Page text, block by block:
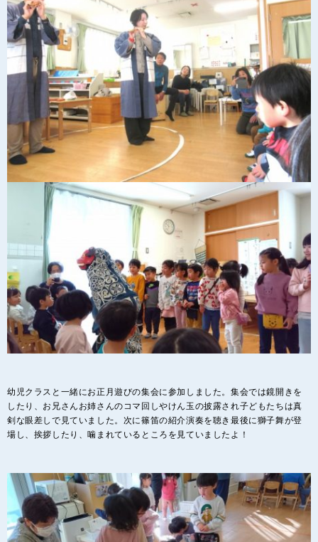
幼児クラスと一緒にお正月遊びの集会に参加しました。集会では鏡開きを
したり、お兄さんお姉さんのコマ回しやけん玉の披露され子どもたちは真
剣な眼差しで見ていました。次に篠笛の紹介演奏を聴き最後に獅子舞が登
場し、挨拶したり、噛まれているところを見ていましたよ！